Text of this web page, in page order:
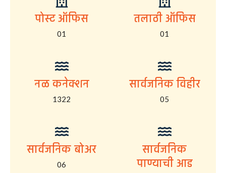
पोस्ट ऑफिस
01
तलाठी ऑफिस
01
नळ कनेक्शन
1322
सार्वजनिक विहीर
05
सार्वजनिक बोअर
06
सार्वजनिक
पाण्याची आड